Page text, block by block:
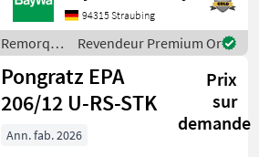
64mStahlunterbauHolzboden
und BordwändeHolzboden
muss zum Teil erneuert
werden
94315 Straubing
Remorques
/ Sonstige
Revendeur Premium Or
Pongratz EPA
206/12 U-RS-STK
Prix
sur
demande
Ann. fab. 2026